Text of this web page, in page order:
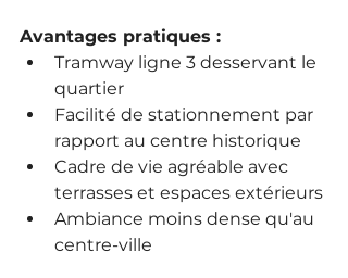
Avantages pratiques :
Tramway ligne 3 desservant le
quartier
Facilité de stationnement par
rapport au centre historique
Cadre de vie agréable avec
terrasses et espaces extérieurs
Ambiance moins dense qu'au
centre-ville